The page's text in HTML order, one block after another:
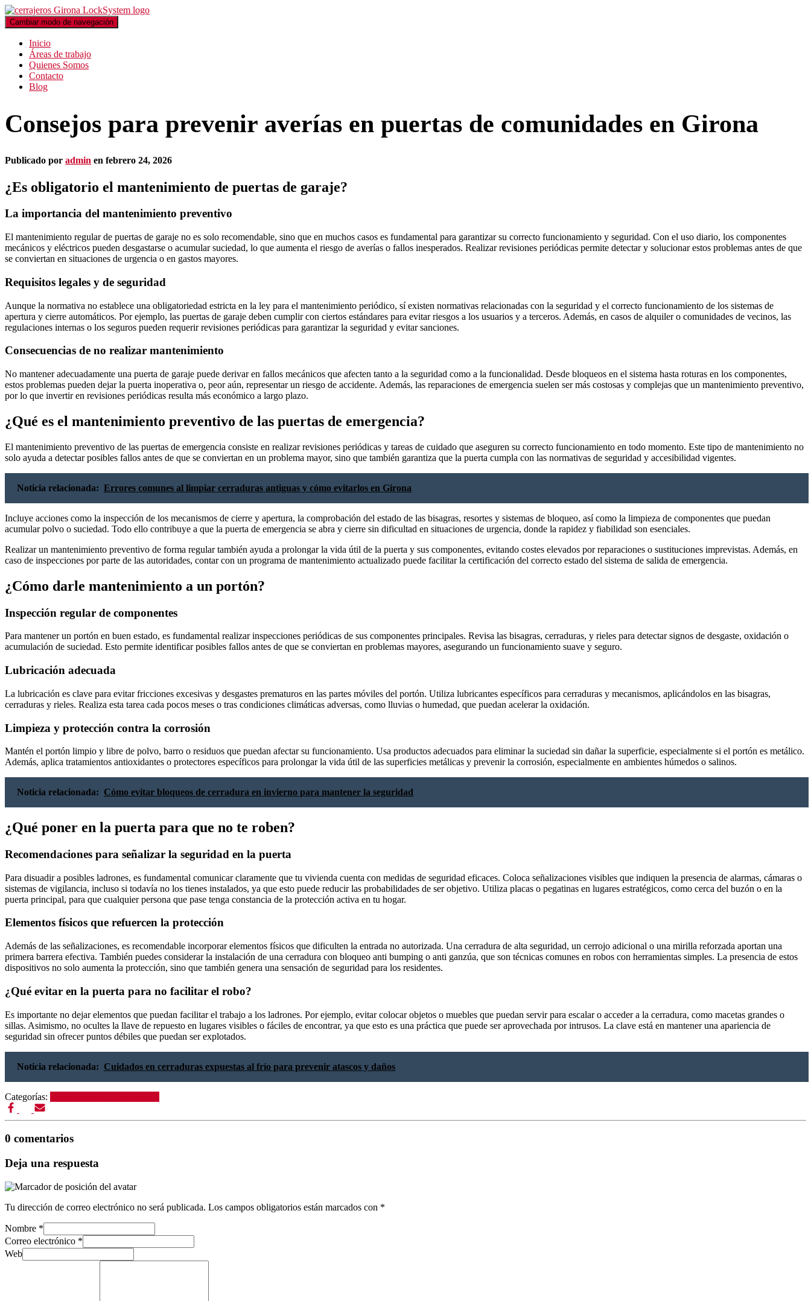
Cambiar modo de navegación
Inicio
Áreas de trabajo
Quienes Somos
Contacto
Blog
Consejos para prevenir averías en puertas de comunidades en Girona
Publicado por admin en febrero 24, 2026
¿Es obligatorio el mantenimiento de puertas de garaje?
La importancia del mantenimiento preventivo
El mantenimiento regular de puertas de garaje no es solo recomendable, sino que en muchos casos es fundamental para garantizar su correcto funcionamiento y seguridad. Con el uso diario, los componentes
mecánicos y eléctricos pueden desgastarse o acumular suciedad, lo que aumenta el riesgo de averías o fallos inesperados. Realizar revisiones periódicas permite detectar y solucionar estos problemas antes de que
se conviertan en situaciones de urgencia o en gastos mayores.
Requisitos legales y de seguridad
Aunque la normativa no establece una obligatoriedad estricta en la ley para el mantenimiento periódico, sí existen normativas relacionadas con la seguridad y el correcto funcionamiento de los sistemas de
apertura y cierre automáticos. Por ejemplo, las puertas de garaje deben cumplir con ciertos estándares para evitar riesgos a los usuarios y a terceros. Además, en casos de alquiler o comunidades de vecinos, las
regulaciones internas o los seguros pueden requerir revisiones periódicas para garantizar la seguridad y evitar sanciones.
Consecuencias de no realizar mantenimiento
No mantener adecuadamente una puerta de garaje puede derivar en fallos mecánicos que afecten tanto a la seguridad como a la funcionalidad. Desde bloqueos en el sistema hasta roturas en los componentes,
estos problemas pueden dejar la puerta inoperativa o, peor aún, representar un riesgo de accidente. Además, las reparaciones de emergencia suelen ser más costosas y complejas que un mantenimiento preventivo,
por lo que invertir en revisiones periódicas resulta más económico a largo plazo.
¿Qué es el mantenimiento preventivo de las puertas de emergencia?
El mantenimiento preventivo de las puertas de emergencia consiste en realizar revisiones periódicas y tareas de cuidado que aseguren su correcto funcionamiento en todo momento. Este tipo de mantenimiento no
solo ayuda a detectar posibles fallos antes de que se conviertan en un problema mayor, sino que también garantiza que la puerta cumpla con las normativas de seguridad y accesibilidad vigentes.
Noticia relacionada: Errores comunes al limpiar cerraduras antiguas y cómo evitarlos en Girona
Incluye acciones como la inspección de los mecanismos de cierre y apertura, la comprobación del estado de las bisagras, resortes y sistemas de bloqueo, así como la limpieza de componentes que puedan
acumular polvo o suciedad. Todo ello contribuye a que la puerta de emergencia se abra y cierre sin dificultad en situaciones de urgencia, donde la rapidez y fiabilidad son esenciales.
Realizar un mantenimiento preventivo de forma regular también ayuda a prolongar la vida útil de la puerta y sus componentes, evitando costes elevados por reparaciones o sustituciones imprevistas. Además, en
caso de inspecciones por parte de las autoridades, contar con un programa de mantenimiento actualizado puede facilitar la certificación del correcto estado del sistema de salida de emergencia.
¿Cómo darle mantenimiento a un portón?
Inspección regular de componentes
Para mantener un portón en buen estado, es fundamental realizar inspecciones periódicas de sus componentes principales. Revisa las bisagras, cerraduras, y rieles para detectar signos de desgaste, oxidación o
acumulación de suciedad. Esto permite identificar posibles fallos antes de que se conviertan en problemas mayores, asegurando un funcionamiento suave y seguro.
Lubricación adecuada
La lubricación es clave para evitar fricciones excesivas y desgastes prematuros en las partes móviles del portón. Utiliza lubricantes específicos para cerraduras y mecanismos, aplicándolos en las bisagras,
cerraduras y rieles. Realiza esta tarea cada pocos meses o tras condiciones climáticas adversas, como lluvias o humedad, que puedan acelerar la oxidación.
Limpieza y protección contra la corrosión
Mantén el portón limpio y libre de polvo, barro o residuos que puedan afectar su funcionamiento. Usa productos adecuados para eliminar la suciedad sin dañar la superficie, especialmente si el portón es metálico.
Además, aplica tratamientos antioxidantes o protectores específicos para prolongar la vida útil de las superficies metálicas y prevenir la corrosión, especialmente en ambientes húmedos o salinos.
Noticia relacionada: Cómo evitar bloqueos de cerradura en invierno para mantener la seguridad
¿Qué poner en la puerta para que no te roben?
Recomendaciones para señalizar la seguridad en la puerta
Para disuadir a posibles ladrones, es fundamental comunicar claramente que tu vivienda cuenta con medidas de seguridad eficaces. Coloca señalizaciones visibles que indiquen la presencia de alarmas, cámaras o
sistemas de vigilancia, incluso si todavía no los tienes instalados, ya que esto puede reducir las probabilidades de ser objetivo. Utiliza placas o pegatinas en lugares estratégicos, como cerca del buzón o en la
puerta principal, para que cualquier persona que pase tenga constancia de la protección activa en tu hogar.
Elementos físicos que refuercen la protección
Además de las señalizaciones, es recomendable incorporar elementos físicos que dificulten la entrada no autorizada. Una cerradura de alta seguridad, un cerrojo adicional o una mirilla reforzada aportan una
primera barrera efectiva. También puedes considerar la instalación de una cerradura con bloqueo anti bumping o anti ganzúa, que son técnicas comunes en robos con herramientas simples. La presencia de estos
dispositivos no solo aumenta la protección, sino que también genera una sensación de seguridad para los residentes.
¿Qué evitar en la puerta para no facilitar el robo?
Es importante no dejar elementos que puedan facilitar el trabajo a los ladrones. Por ejemplo, evitar colocar objetos o muebles que puedan servir para escalar o acceder a la cerradura, como macetas grandes o
sillas. Asimismo, no ocultes la llave de repuesto en lugares visibles o fáciles de encontrar, ya que esto es una práctica que puede ser aprovechada por intrusos. La clave está en mantener una apariencia de
seguridad sin ofrecer puntos débiles que puedan ser explotados.
Noticia relacionada: Cuidados en cerraduras expuestas al frío para prevenir atascos y daños
Categorías:
0 comentarios
Deja una respuesta
Tu dirección de correo electrónico no será publicada. Los campos obligatorios están marcados con *
Nombre *
Correo electrónico *
Web